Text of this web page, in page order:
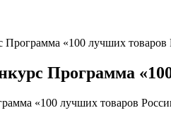
Программа «100 лучших
Программа
«100 лучших товаров